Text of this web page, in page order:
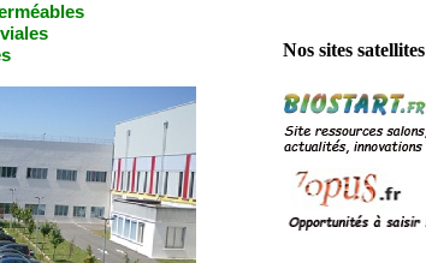
Nos sites satellites